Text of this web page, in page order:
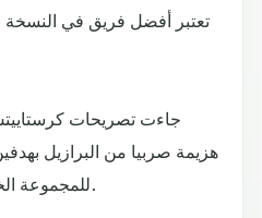
تعتبر أفضل فريق في النسخة
جاءت تصريحات
هزيمة صربيا من البرازيل
للمجموعة الخامسة من العرس العالمي.